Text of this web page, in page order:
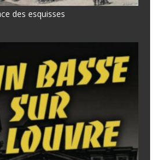
des esquisses